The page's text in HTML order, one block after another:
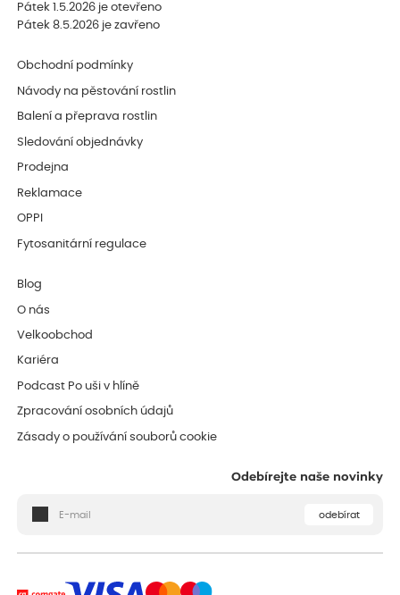
Pátek 1.5.2026 je otevřeno
Pátek 8.5.2026 je zavřeno
Obchodní podmínky
Návody na pěstování rostlin
Balení a přeprava rostlin
Sledování objednávky
Prodejna
Reklamace
OPPI
Fytosanitární regulace
Blog
O nás
Velkoobchod
Kariéra
Podcast Po uši v hlíně
Zpracování osobních údajů
Zásady o používání souborů cookie
Odebírejte naše novinky
odebírat